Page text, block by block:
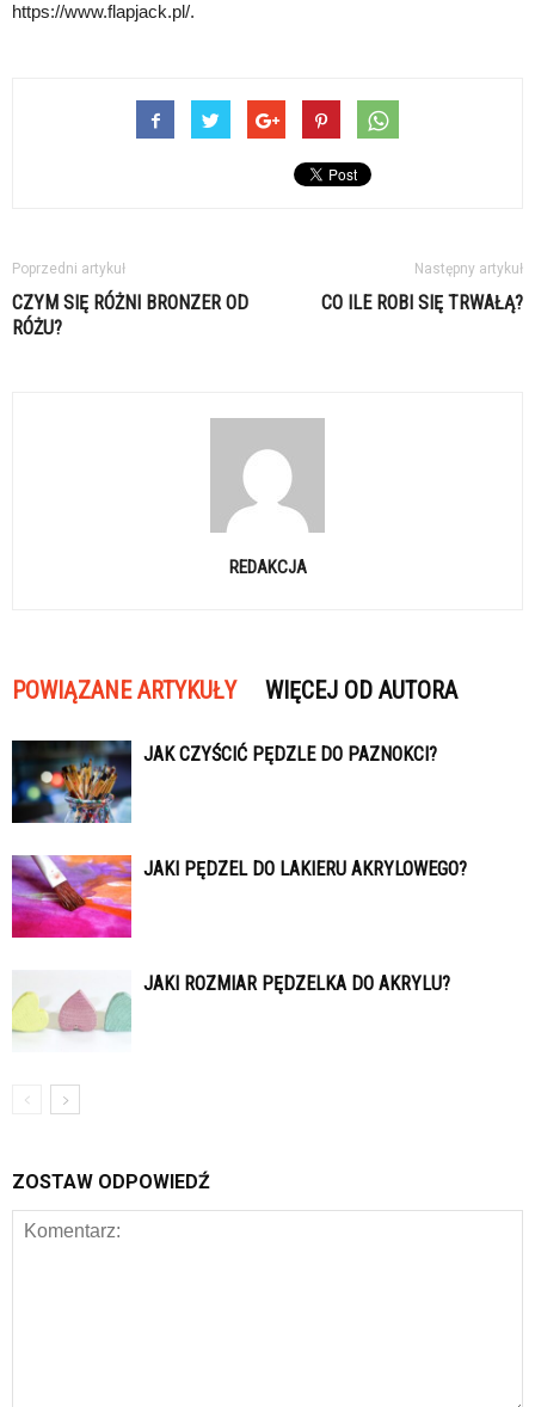
https://www.flapjack.pl/.
Poprzedni artykuł
CZYM SIĘ RÓŻNI BRONZER OD
RÓŻU?
Następny artykuł
CO ILE ROBI SIĘ TRWAŁĄ?
REDAKCJA
POWIĄZANE ARTYKUŁY WIĘCEJ OD AUTORA
JAK CZYŚCIĆ PĘDZLE DO PAZNOKCI?
JAKI PĘDZEL DO LAKIERU AKRYLOWEGO?
JAKI ROZMIAR PĘDZELKA DO AKRYLU?
ZOSTAW ODPOWIEDŹ